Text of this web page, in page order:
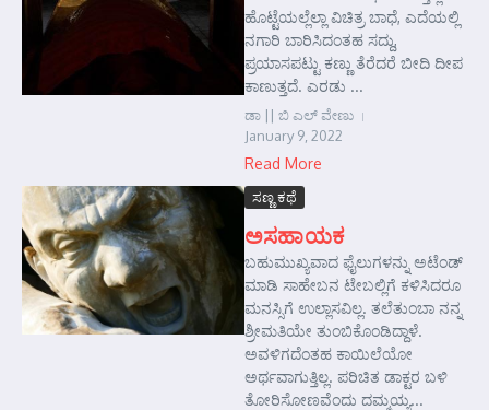
ಹೊಟ್ಟೆಯಲ್ಲೆಲ್ಲಾ ವಿಚಿತ್ರ ಬಾಧೆ, ಎದೆಯಲ್ಲಿ
ನಗಾರಿ ಬಾರಿಸಿದಂತಹ ಸದ್ದು,
ಪ್ರಯಾಸಪಟ್ಟು ಕಣ್ಣು ತೆರೆದರೆ ಬೀದಿ ದೀಪ
ಕಾಣುತ್ತದೆ. ಎರಡು ...
ಡಾ || ಬಿ ಎಲ್ ವೇಣು
January 9, 2022
Read More
ಸಣ್ಣ ಕಥೆ
ಅಸಹಾಯಕ
ಬಹುಮುಖ್ಯವಾದ ಫೈಲುಗಳನ್ನು ಅಟೆಂಡ್
ಮಾಡಿ ಸಾಹೇಬನ ಟೇಬಲ್ಲಿಗೆ ಕಳಿಸಿದರೂ
ಮನಸ್ಸಿಗೆ ಉಲ್ಲಾಸವಿಲ್ಲ. ತಲೆತುಂಬಾ ನನ್ನ
ಶ್ರೀಮತಿಯೇ ತುಂಬಿಕೊಂಡಿದ್ದಾಳೆ.
ಅವಳಿಗದೆಂತಹ ಕಾಯಿಲೆಯೋ
ಅರ್ಥವಾಗುತ್ತಿಲ್ಲ. ಪರಿಚಿತ ಡಾಕ್ಟರ ಬಳಿ
ತೋರಿಸೋಣವೆಂದು ದಮ್ಮಯ್ಯ...